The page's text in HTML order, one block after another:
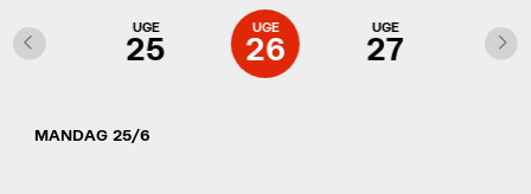
UGE
24
UGE
25
UGE
26
UGE
27
UGE
28
MANDAG 25/6